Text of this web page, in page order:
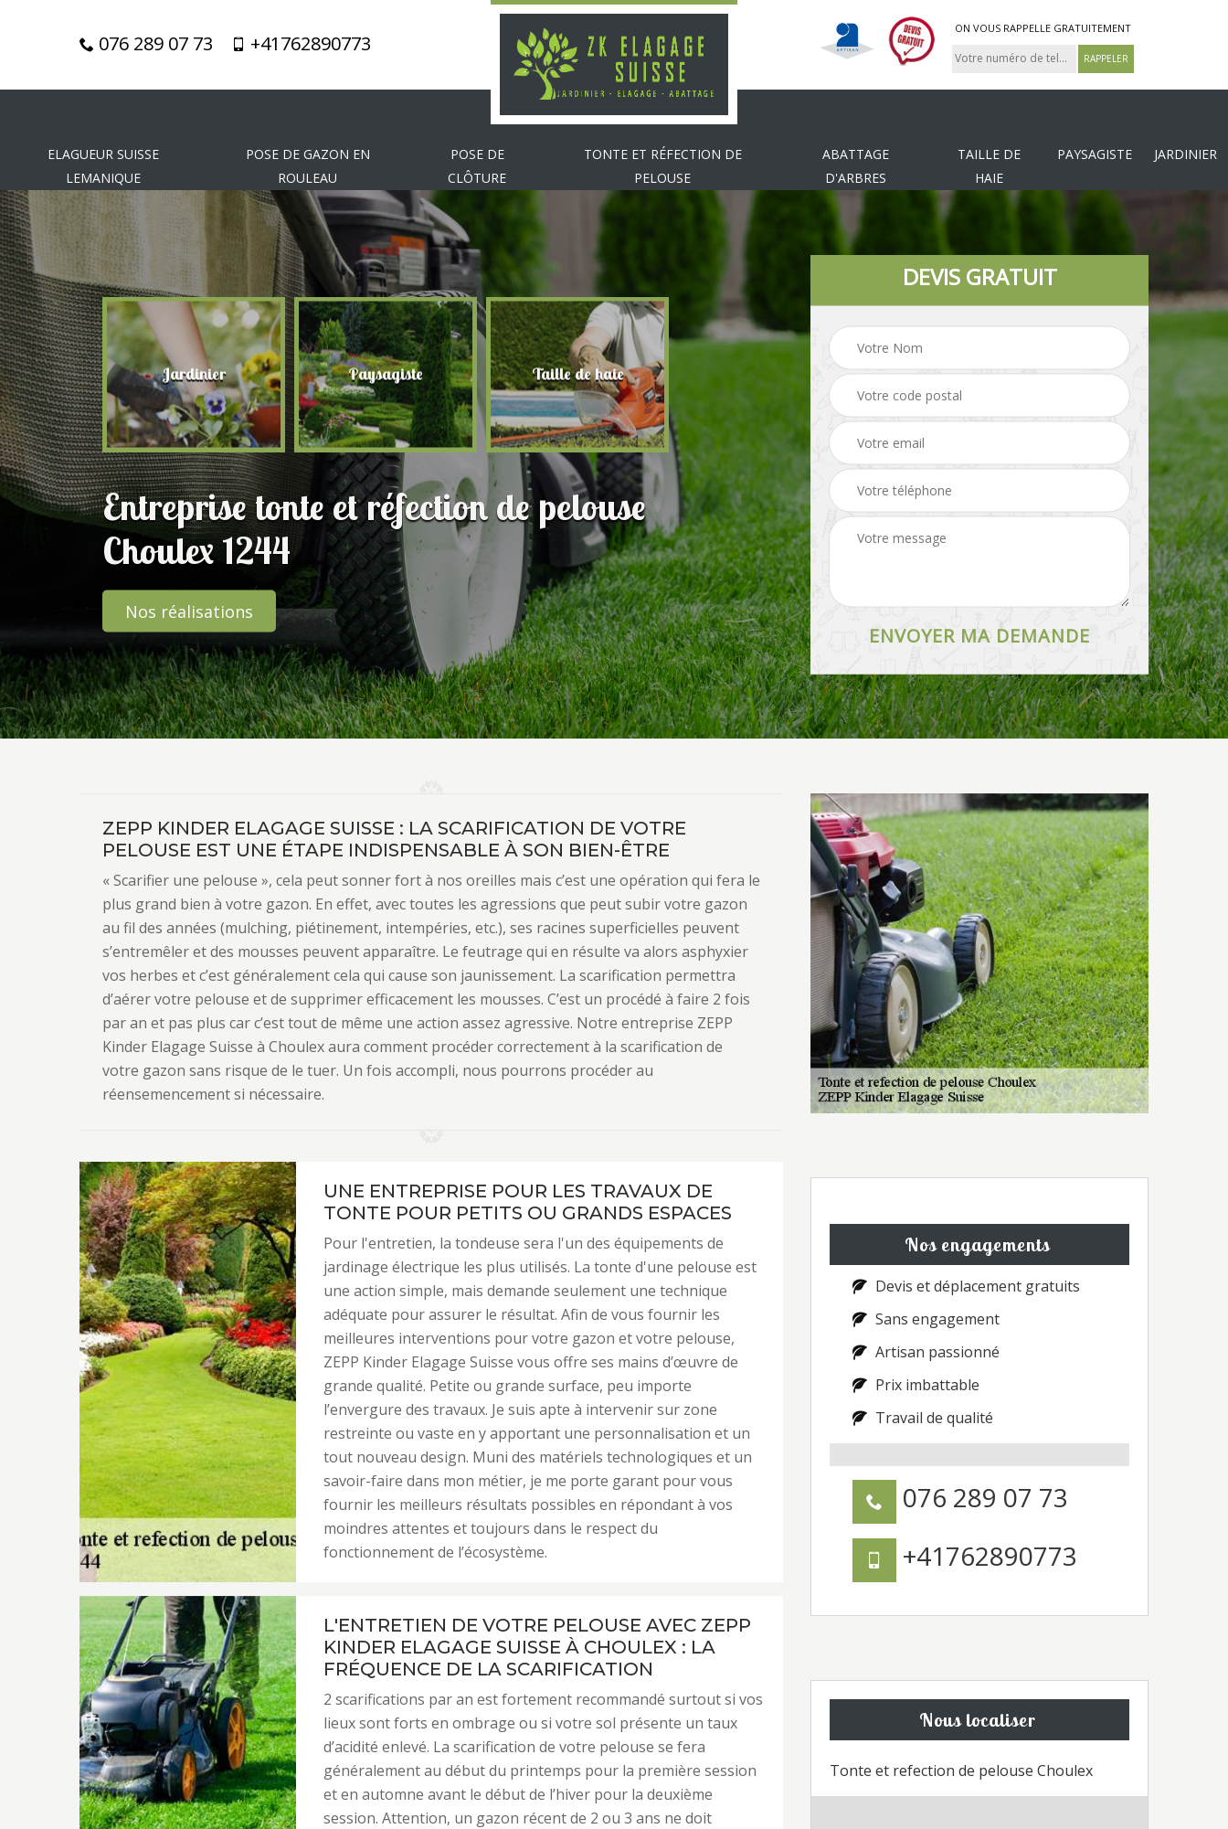
076 289 07 73 +41762890773
ON VOUS RAPPELLE GRATUITEMENT
ELAGUEUR SUISSE
LEMANIQUE
POSE DE GAZON EN
ROULEAU
POSE DE
CLÔTURE
TONTE ET RÉFECTION DE
PELOUSE
ABATTAGE
D'ARBRES
TAILLE DE
HAIE
PAYSAGISTE JARDINIER
Jardinier Paysagiste Taille de haie Abattage d'arbres Tonte et réfection de Pose de clôture
Entreprise tonte et réfection de pelouse
Choulex 1244
Nos réalisations
DEVIS GRATUIT
ZEPP KINDER ELAGAGE SUISSE : LA SCARIFICATION DE VOTRE
PELOUSE EST UNE ÉTAPE INDISPENSABLE À SON BIEN-ÊTRE
« Scarifier une pelouse », cela peut sonner fort à nos oreilles mais c’est une opération qui fera le
plus grand bien à votre gazon. En effet, avec toutes les agressions que peut subir votre gazon
au fil des années (mulching, piétinement, intempéries, etc.), ses racines superficielles peuvent
s’entremêler et des mousses peuvent apparaître. Le feutrage qui en résulte va alors asphyxier
vos herbes et c’est généralement cela qui cause son jaunissement. La scarification permettra
d’aérer votre pelouse et de supprimer efficacement les mousses. C’est un procédé à faire 2 fois
par an et pas plus car c’est tout de même une action assez agressive. Notre entreprise ZEPP
Kinder Elagage Suisse à Choulex aura comment procéder correctement à la scarification de
votre gazon sans risque de le tuer. Un fois accompli, nous pourrons procéder au
réensemencement si nécessaire.
UNE ENTREPRISE POUR LES TRAVAUX DE
TONTE POUR PETITS OU GRANDS ESPACES
Pour l'entretien, la tondeuse sera l'un des équipements de
jardinage électrique les plus utilisés. La tonte d'une pelouse est
une action simple, mais demande seulement une technique
adéquate pour assurer le résultat. Afin de vous fournir les
meilleures interventions pour votre gazon et votre pelouse,
ZEPP Kinder Elagage Suisse vous offre ses mains d’œuvre de
grande qualité. Petite ou grande surface, peu importe
l’envergure des travaux. Je suis apte à intervenir sur zone
restreinte ou vaste en y apportant une personnalisation et un
tout nouveau design. Muni des matériels technologiques et un
savoir-faire dans mon métier, je me porte garant pour vous
fournir les meilleurs résultats possibles en répondant à vos
moindres attentes et toujours dans le respect du
fonctionnement de l’écosystème.
L'ENTRETIEN DE VOTRE PELOUSE AVEC ZEPP
KINDER ELAGAGE SUISSE À CHOULEX : LA
FRÉQUENCE DE LA SCARIFICATION
2 scarifications par an est fortement recommandé surtout si vos
lieux sont forts en ombrage ou si votre sol présente un taux
d’acidité enlevé. La scarification de votre pelouse se fera
généralement au début du printemps pour la première session
et en automne avant le début de l’hiver pour la deuxième
session. Attention, un gazon récent de 2 ou 3 ans ne doit
Nos engagements
Devis et déplacement gratuits
Sans engagement
Artisan passionné
Prix imbattable
Travail de qualité
076 289 07 73
+41762890773
Nous localiser
Tonte et refection de pelouse Choulex